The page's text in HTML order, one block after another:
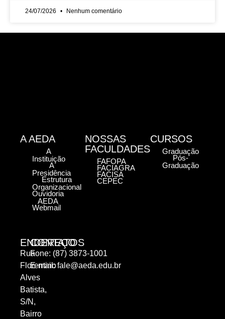
24/07/2026 Nenhum comentário
ENDEREÇO
Rua
Florentino
Alves
Batista,
S/N,
Bairro
CONTATOS
Fone: (87) 3873-1001
E-mail:fale@aeda.edu.br
A AEDA
A
Instituição
A
Presidência
Estrutura
Organizacional
Ouvidoria
AEDA
Webmail
NOSSAS
FACULDADES
FAFOPA
FACIAGRA
FACISA
CEPEC
CURSOS
Graduação
Pós-
Graduação